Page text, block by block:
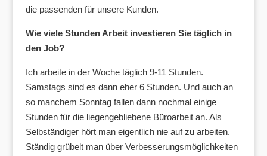
die passenden für unsere Kunden.
Wie viele Stunden Arbeit investieren Sie täglich in
den Job?
Ich arbeite in der Woche täglich 9-11 Stunden.
Samstags sind es dann eher 6 Stunden. Und auch an
so manchem Sonntag fallen dann nochmal einige
Stunden für die liegengebliebene Büroarbeit an. Als
Selbständiger hört man eigentlich nie auf zu arbeiten.
Ständig grübelt man über Verbesserungsmöglichkeiten